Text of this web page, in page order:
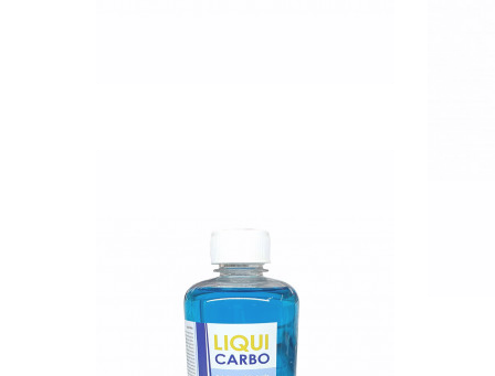
Nettó ár: 2,984 Ft
Liqui Carbo folyékony
CO2 500ml - 25000 liter